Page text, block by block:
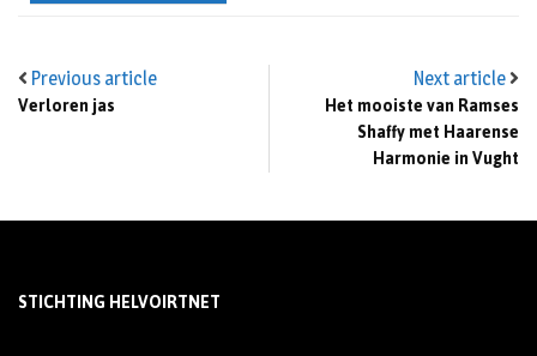
Previous article
Verloren jas
Next article
Het mooiste van Ramses
Shaffy met Haarense
Harmonie in Vught
STICHTING HELVOIRTNET